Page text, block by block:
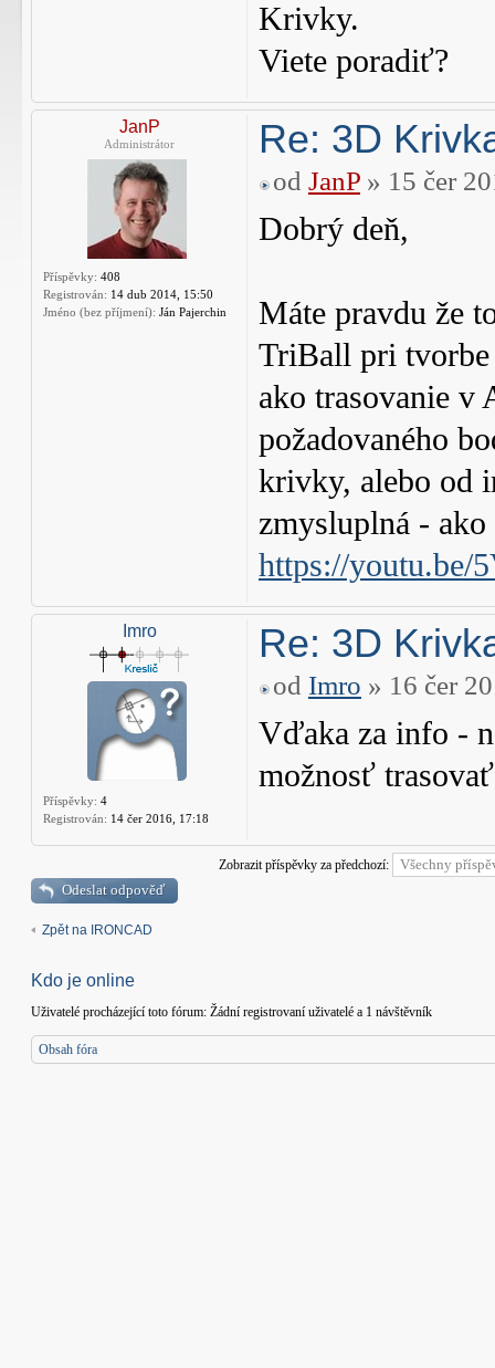
Krivky.
Viete poradiť?
JanP
Administrátor
Příspěvky: 408
Registrován: 14 dub 2014, 15:50
Jméno (bez příjmení): Ján Pajerchin
Re: 3D
od JanP » 15 čer
Dobrý deň,
Máte pravdu že
TriBall pri
ako trasovanie v
požadovaného
krivky, alebo od
zmysluplná -
https://youtu.be/
Imro
Příspěvky: 4
Registrován: 14 čer 2016, 17:18
Re: 3D
od Imro » 16 čer
Vďaka za info -
možnosť
Zobrazit příspěvky za předchozí:
Odeslat odpověď
Zpět na IRONCAD
Kdo je online
Uživatelé procházející toto fórum: Žádní registrovaní uživatelé a 1 návštěvník
Obsah fóra